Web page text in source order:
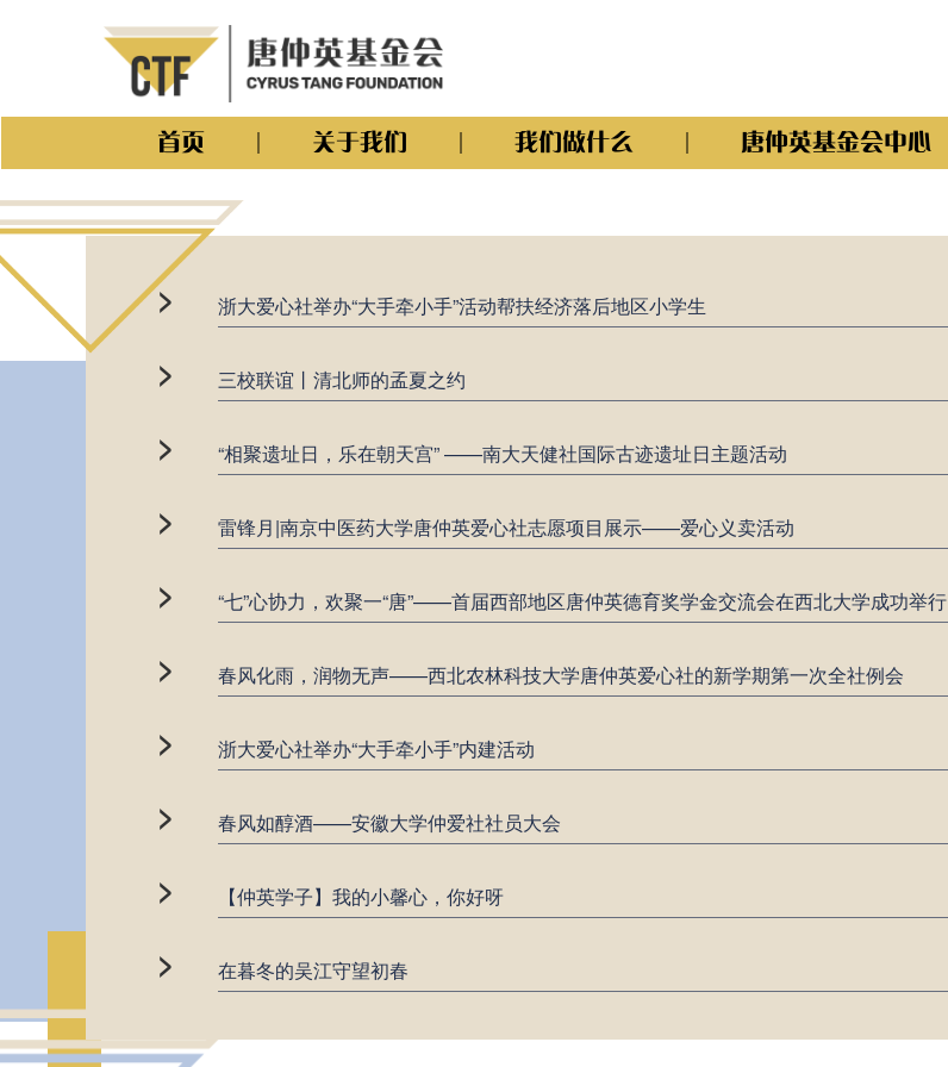
首页 关于我们 我们做什么 唐仲英基金会中心
> 浙大爱心社举办“大手牵小手”活动帮扶经济落后地区小学生
> 三校联谊丨清北师的孟夏之约
> “相聚遗址日，乐在朝天宫” ——南大天健社国际古迹遗址日主题活动
> 雷锋月|南京中医药大学唐仲英爱心社志愿项目展示——爱心义卖活动
> “七”心协力，欢聚一“唐”——首届西部地区唐仲英德育奖学金交流会在西北大学成功举行
> 春风化雨，润物无声——西北农林科技大学唐仲英爱心社的新学期第一次全社例会
> 浙大爱心社举办“大手牵小手”内建活动
> 春风如醇酒——安徽大学仲爱社社员大会
> 【仲英学子】我的小馨心，你好呀
> 在暮冬的吴江守望初春